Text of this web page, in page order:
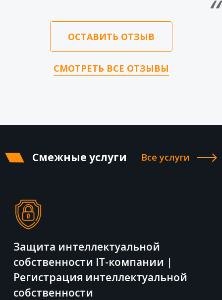
ОСТАВИТЬ ОТЗЫВ
СМОТРЕТЬ ВСЕ ОТЗЫВЫ
Смежные услуги Все услуги
Защита интеллектуальной
собственности IT-компании |
Регистрация интеллектуальной
собственности